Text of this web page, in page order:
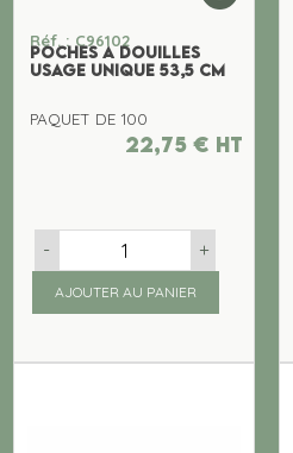
Réf. : C96102
POCHES A DOUILLES
USAGE UNIQUE 53,5 CM
PAQUET DE 100
22,75 € ht
- +
AJOUTER AU PANIER